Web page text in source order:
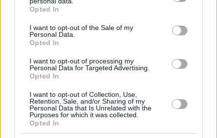
grant or deny consent to Google and its third-party tags to
use your data for below specified purposes in below Google
consent section.
Opted In
I want to opt-out of the Sale of my
Personal Data.
Opted In
I want to opt-out of processing my
Personal Data for Targeted Advertising.
Opted In
I want to opt-out of Collection, Use,
Retention, Sale, and/or Sharing of my
Personal Data that Is Unrelated with the
Purposes for which it was collected.
Opted In